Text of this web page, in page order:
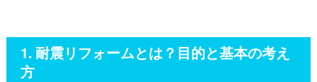
1. 耐震リフォームとは？目的と基本の考え
方